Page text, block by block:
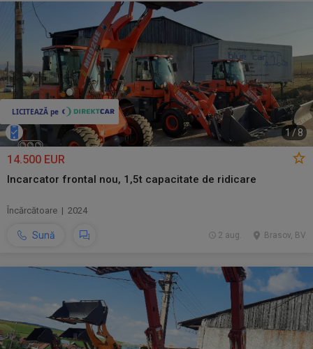
1/ 8
14.500 EUR
Incarcator frontal nou, 1,5t capacitate de ridicare
Încărcătoare | 2024
Sună Brasov, BV
2 aug.